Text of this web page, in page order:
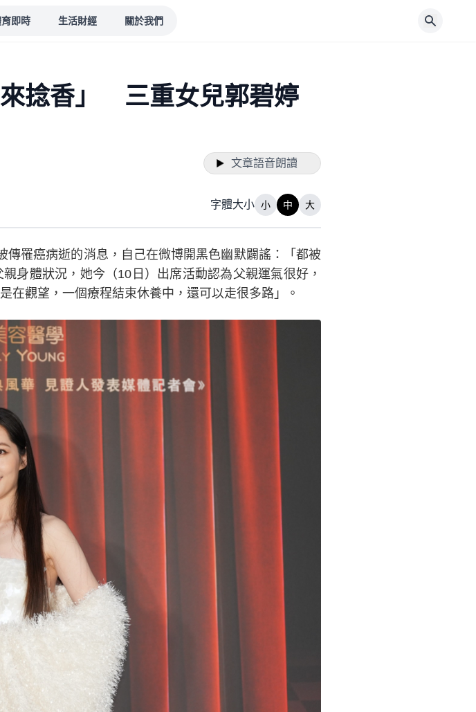
即時 生活財經 關於我們
捻香」 三重女兒郭碧婷
文章語音朗讀
字體大小 小 中 大
傳罹癌病逝的消息，自己在微博開黑色幽默闢謠：「都被
身體狀況，她今（10日）出席活動認為父親運氣很好，
在觀望，一個療程結束休養中，還可以走很多路」。